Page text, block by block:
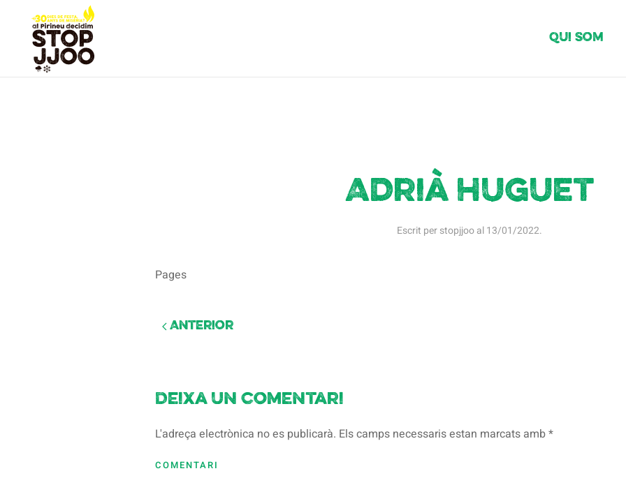
Qui Som
Adrià Huguet
Escrit perstopjjooal13/01/2022.
Pages
Anterior
Deixa un comentari
L'adreça electrònica no es publicarà. Els camps necessaris estan marcats amb*
COMENTARI